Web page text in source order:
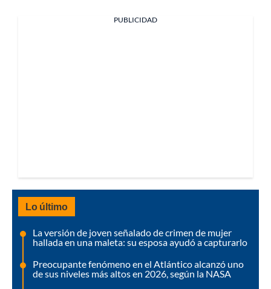
PUBLICIDAD
Lo último
La versión de joven señalado de crimen de mujer
hallada en una maleta: su esposa ayudó a capturarlo
Preocupante fenómeno en el Atlántico alcanzó uno
de sus niveles más altos en 2026, según la NASA